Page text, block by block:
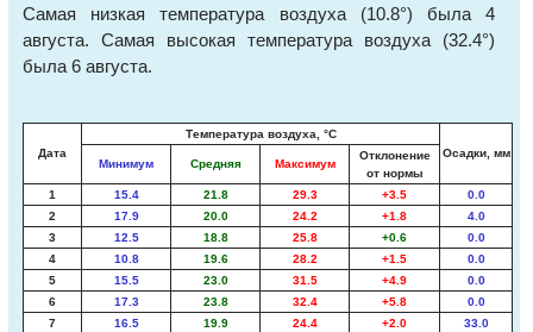
Самая низкая температура воздуха (10.8°) была 4
августа. Самая высокая температура воздуха (32.4°)
была 6 августа.
Дата
Температура воздуха, °С
Осадки, мм
Минимум
Средняя Максимум
Отклонение
от нормы
1
15.4 21.8 29.3 +3.5
0.0
2
17.9 20.0 24.2 +1.8
4.0
3
12.5 18.8 25.8 +0.6
0.0
4
10.8 19.6 28.2 +1.5
0.0
5
15.5 23.0 31.5 +4.9
0.0
6
17.3 23.8 32.4 +5.8
0.0
7
16.5 19.9 24.4 +2.0
33.0